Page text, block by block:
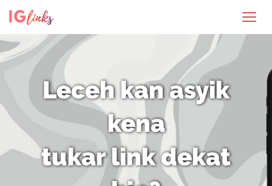
Leceh kan asyik
kena
tukar link dekat